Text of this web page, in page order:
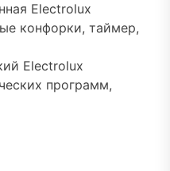
Electrolux
конфорки, таймер,
Electrolux
программ,